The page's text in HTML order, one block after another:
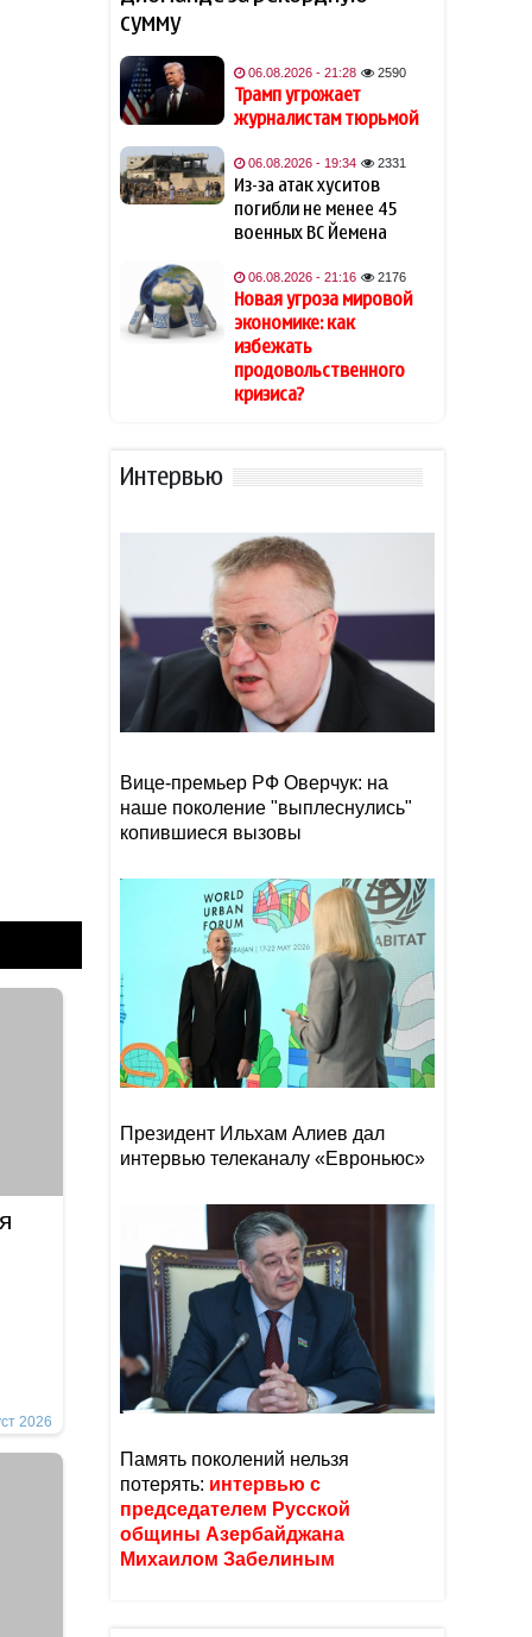
2026
19:48
могу спать по ночам»
19:40
Кинолог развеял миф о
собачьей обиде на хозяина
19:34
В Индии тигр убил 55-летнего
19:28
Алтай Байындыр продолжит
карьеру в Ла Лиге
В Шамкире за рулем умер 58-
летний водитель
БАДах
Прибыль Агентства DOST
сократилась на 40%
Эрдоган: Мекканское
соглашение о коллективной
обороне открыто для новых
участников
сумму
06.08.2026 - 21:28 2590
Трамп угрожает
журналистам тюрьмой
06.08.2026 - 19:34 2331
Из-за атак хуситов
погибли не менее 45
военных ВС Йемена
06.08.2026 - 21:16 2176
Новая угроза мировой
экономике: как
избежать
продовольственного
кризиса?
Интервью
Вице-премьер РФ Оверчук: на
наше поколение "выплеснулись"
копившиеся вызовы
Президент Ильхам Алиев дал
интервью телеканалу «Евроньюс»
Память поколений нельзя
потерять: интервью с
председателем Русской
общины Азербайджана
Михаилом Забелиным